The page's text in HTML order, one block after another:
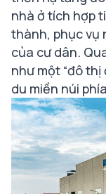
nhà ở tích hợp
thành, phục vụ
của cư dân.
như một “đô
du miền núi